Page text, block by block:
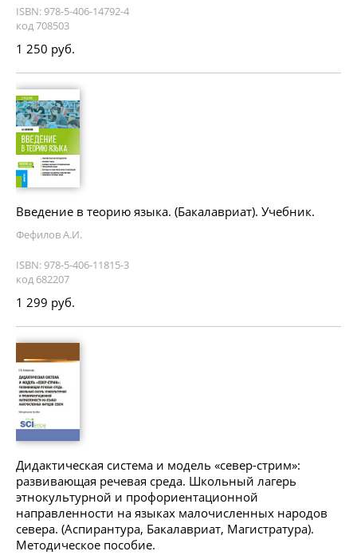
ISBN: 978-5-406-14792-4
код 708503
1 250 руб.
Введение в теорию языка. (Бакалавриат). Учебник.
Фефилов А.И.
ISBN: 978-5-406-11815-3
код 682207
1 299 руб.
Дидактическая система и модель «север-стрим»:
развивающая речевая среда. Школьный лагерь
этнокультурной и профориентационной
направленности на языках малочисленных народов
севера. (Аспирантура, Бакалавриат, Магистратура).
Методическое пособие.